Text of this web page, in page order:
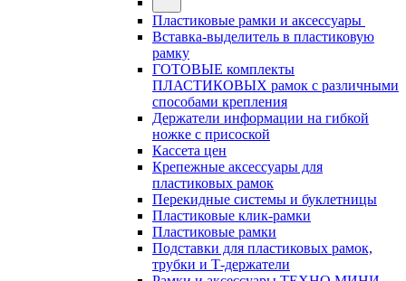
Пластиковые рамки и аксессуары
Вставка-выделитель в пластиковую
рамку
ГОТОВЫЕ комплекты
ПЛАСТИКОВЫХ рамок с различными
способами крепления
Держатели информации на гибкой
ножке с присоской
Кассета цен
Крепежные аксессуары для
пластиковых рамок
Перекидные системы и буклетницы
Пластиковые клик-рамки
Пластиковые рамки
Подставки для пластиковых рамок,
трубки и Т-держатели